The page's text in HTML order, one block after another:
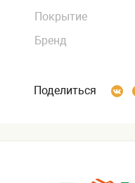
Покрытие
Бренд
Поделиться